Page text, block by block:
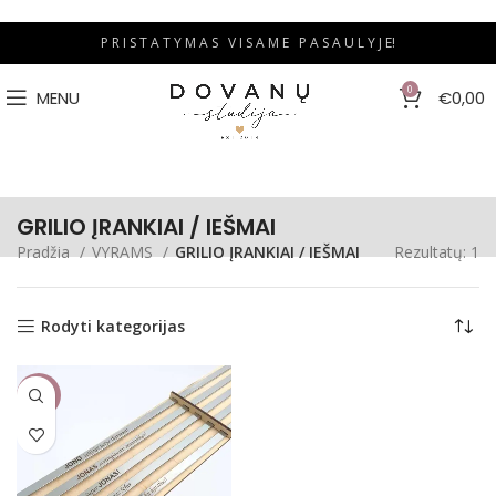
P R I S T A T Y M A S V I S A M E P A S A U L Y J E!
MENU 0 €0,00
GRILIO ĮRANKIAI / IEŠMAI
Pradžia VYRAMS GRILIO ĮRANKIAI / IEŠMAI Rezultatų: 1
Rodyti kategorijas
-20%